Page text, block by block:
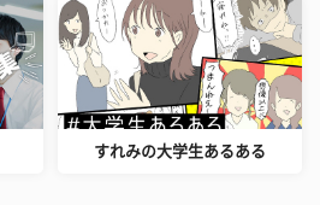
すれみの大学生あるある